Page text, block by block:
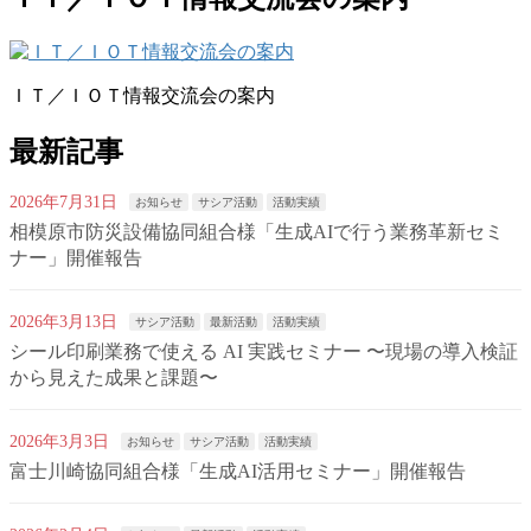
ＩＴ／ＩＯＴ情報交流会の案内
最新記事
2026年7月31日 お知らせ サシア活動 活動実績
相模原市防災設備協同組合様「生成AIで行う業務革新セミ
ナー」開催報告
2026年3月13日 サシア活動 最新活動 活動実績
シール印刷業務で使える AI 実践セミナー 〜現場の導入検証
から見えた成果と課題〜
2026年3月3日 お知らせ サシア活動 活動実績
富士川崎協同組合様「生成AI活用セミナー」開催報告